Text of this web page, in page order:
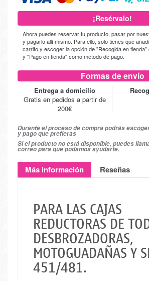
¡Resérvalo!
Ahora puedes reservar tu producto, pasar por
y pagarlo allí mismo. Para ello, solo tienes que
carrito y escoger la opción de "Recogida en
y "Pago en tienda" como método de pago.
Formas de envío
Entrega a domicilio
Gratis en pedidos a partir de
200€
Durante el proceso de compra podrás
y pago que prefieras
Si el producto no está disponible, puedes
correo para que podamos ayudarte.
Más información Reseñas
PARA LAS CAJAS
REDUCTORAS DE
DESBROZADORAS,
MOTOGUADAÑAS Y
451/481.